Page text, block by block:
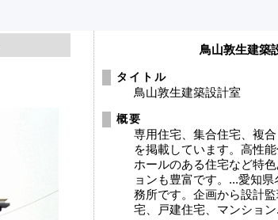
鳥山敦生建築
タイトル
鳥山敦生建築設計室
概要
専用住宅、集合住宅、複
を掲載しています。高性
ホールのある住宅など特
ョンも豊富です。...愛知
務所です。企画から設計
宅、戸建住宅、マンション